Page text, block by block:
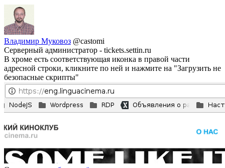
Владимир Муковоз @castomi
Серверный администратор - tickets.settin.ru
В хроме есть соответствующая иконка в правой части
адресной строки, кликните по ней и нажмите на "Загрузить не
безопасные скрипты"